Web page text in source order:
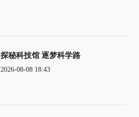
探秘科技馆 逐梦科学路
2026-08-08 18:43